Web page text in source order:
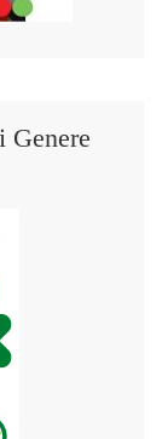
Genere